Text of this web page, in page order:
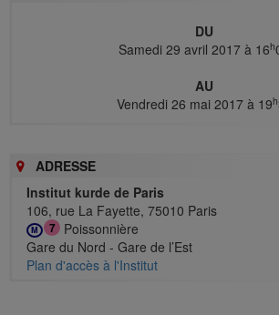
DU
Samedi 29 avril 2017 à 16h
AU
Vendredi 26 mai 2017 à 19h
ADRESSE
Institut kurde de Paris
106, rue La Fayette, 75010 Paris
M 7
Poissonnière
Gare du Nord - Gare de l’Est
Plan d'accès à l'Institut